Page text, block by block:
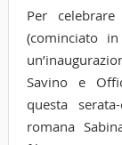
Per
(cominciato
Savino e
questa
romana